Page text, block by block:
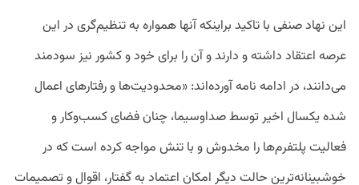
این نهاد صنفی با تاکید براینکه آنها همواره به تنظیم‌گری در این
عرصه اعتقاد داشته و دارند و آن را برای خود و کشور نیز سودمند
می‌دانند، در ادامه نامه آورده‌اند: «محدودیت‌ها و رفتارهای اعمال
شده یکسال اخیر توسط صداوسیما، چنان فضای کسب‌وکار و
فعالیت پلتفرم‌ها را مخدوش و با تنش مواجه کرده است که در
خوشبینانه‌ترین حالت دیگر امکان اعتماد به گفتار، اقوال و تصمیمات